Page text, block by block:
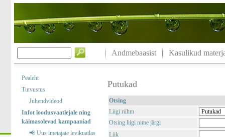
Andmebaasist Kasulikud
Pealeht
Tutvustus
Juhendvideod
Infot loodusvaatlejale ning
käimasolevad kampaaniad
📢 Uus imetajate levikuatlas
Putukad
Otsing
Liigi rühm
Otsing liigi nime järgi
Liik